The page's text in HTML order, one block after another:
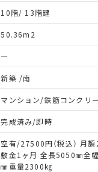
10階/ 13階建
50.36m 2
―
新築 /南
マンション/鉄筋コンクリ
完成済み/即時
空有/27500円（税込） 月額
敷金1ヶ月 全長5050㎜全
㎜重量2300㎏